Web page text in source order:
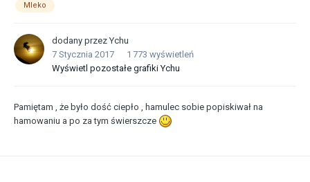
Mleko
dodany przez Ychu
7 Stycznia 2017
1 773 wyświetleń
Wyświetl pozostałe grafiki Ychu
Pamiętam , że było dość ciepło , hamulec sobie popiskiwał na
hamowaniu a po za tym świerszcze